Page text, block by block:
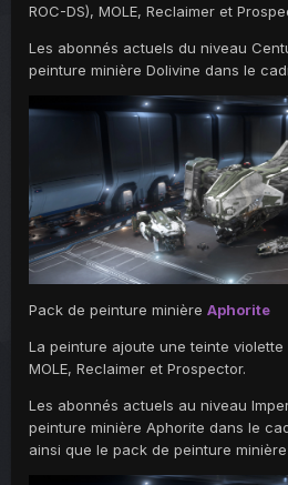
ROC-DS), MOLE, Reclaimer et
Les abonnés actuels du niveau
peinture minière Dolivine dans le
Pack de peinture minière Aphorite
La peinture ajoute une teinte violette
MOLE, Reclaimer et Prospector.
Les abonnés actuels au niveau
peinture minière Aphorite dans le
ainsi que le pack de peinture minière